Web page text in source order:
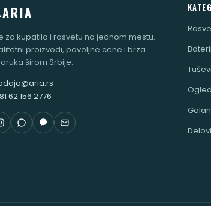
ARIA
za kupatilo i rasvetu na jednom mestu.
proizvodi, povoljne cene i brza
širom Srbije.
62 156 2776
Tuševi